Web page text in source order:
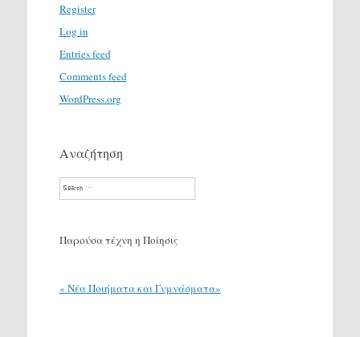
Register
Log in
Entries feed
Comments feed
WordPress.org
Αναζήτηση
Search
Παρούσα τέχνη η Ποίησις
« Νέα Ποιήματα και Γυμνάσματα»